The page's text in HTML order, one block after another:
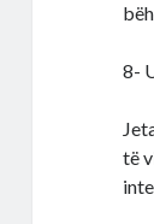
8-
të